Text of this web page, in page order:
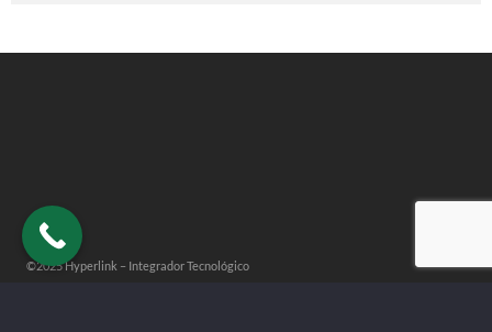
©2025 Hyperlink – Integrador Tecnológico